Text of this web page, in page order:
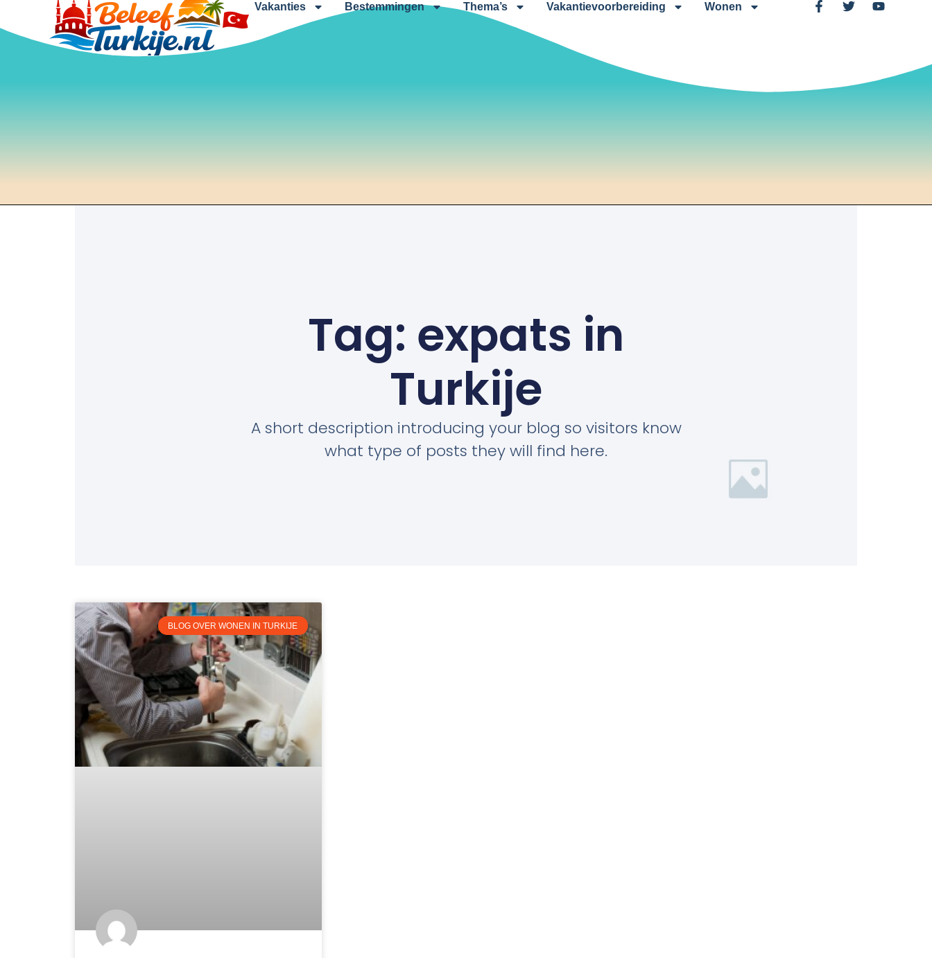
Vakanties Bestemmingen Thema’s Vakantievoorbereiding Wonen
Tag: expats in
Turkije
A short description introducing your blog so visitors know
what type of posts they will find here.
BLOG OVER WONEN IN TURKIJE